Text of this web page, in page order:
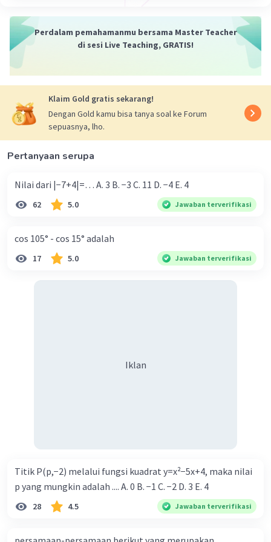
Perdalam pemahamanmu bersama Master Teacher
di sesi Live Teaching, GRATIS!
Klaim Gold gratis sekarang!
Dengan Gold kamu bisa tanya soal ke Forum
sepuasnya, lho.
Pertanyaan serupa
Nilai dari |−7+4|=… A. 3 B. −3 C. 11 D. −4 E. 4
62 5.0 Jawaban terverifikasi
cos 105° - cos 15° adalah
17 5.0 Jawaban terverifikasi
Iklan
Titik P(p,−2) melalui fungsi kuadrat y=x²−5x+4, maka nilai
p yang mungkin adalah .... A. 0 B. −1 C. −2 D. 3 E. 4
28 4.5 Jawaban terverifikasi